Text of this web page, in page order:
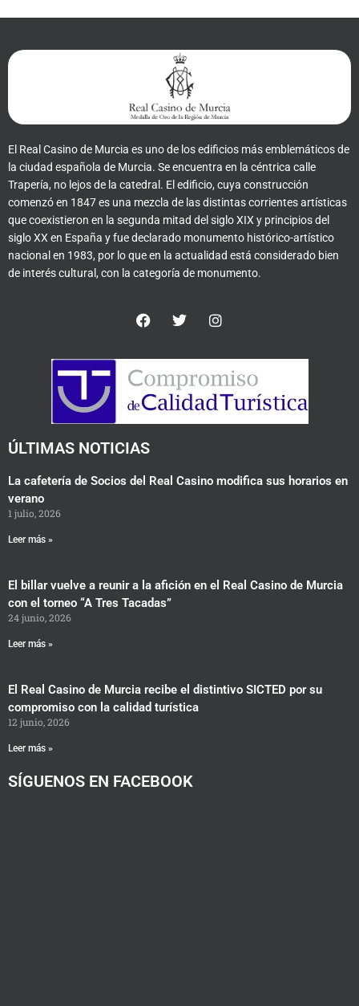
El Real Casino de Murcia es uno de los edificios más emblemáticos de
la ciudad española de Murcia. Se encuentra en la céntrica calle
Trapería, no lejos de la catedral. El edificio, cuya construcción
comenzó en 1847 es una mezcla de las distintas corrientes artísticas
que coexistieron en la segunda mitad del siglo XIX y principios del
siglo XX en España y fue declarado monumento histórico-artístico
nacional en 1983, por lo que en la actualidad está considerado bien
de interés cultural, con la categoría de monumento.
F
a
e
b
o
o
k
T
w
t
e
r
I
n
t
g
r
a
m
ÚLTIMAS NOTICIAS
La cafetería de Socios del Real Casino modifica sus horarios en
verano
1 julio, 2026
Leer más »
El billar vuelve a reunir a la afición en el Real Casino de Murcia
con el torneo “A Tres Tacadas”
24 junio, 2026
Leer más »
El Real Casino de Murcia recibe el distintivo SICTED por su
compromiso con la calidad turística
12 junio, 2026
Leer más »
SÍGUENOS EN FACEBOOK